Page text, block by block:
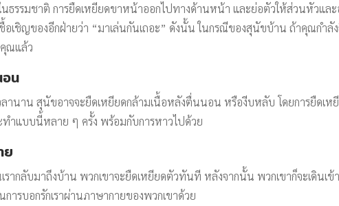
ธรรมชาติ การยืดเหยียดขาหน้าออกไปทางด้านหน้า และย่อตัวให้ส่วนหัวแล
อเชิญของอีกฝ่ายว่า “มาเล่นกันเถอะ” ดังนั้น ในกรณีของสุนัขบ้าน ถ้าคุณกำ
ณแล้ว
น
านาน สุนัขอาจจะยืดเหยียดกล้ามเนื้อหลังตื่นนอน หรืองีบหลับ โดยการยืดเห
ทำแบบนี้หลาย ๆ ครั้ง พร้อมกับการหาวไปด้วย
ย
รากลับมาถึงบ้าน พวกเขาจะยืดเหยียดตัวทันที หลังจากนั้น พวกเขาก็จะเดินเ
ารบอกรักเราผ่านภาษากายของพวกเขาด้วย